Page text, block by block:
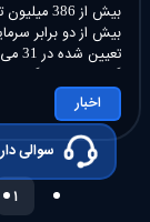
بیش از دو برابر
گذاری اولیه
اخبار
۱
سوالی